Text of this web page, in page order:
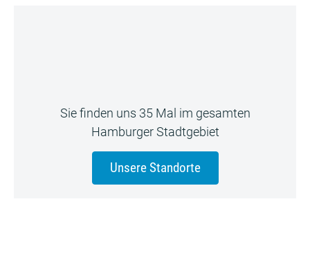
Sie finden uns 35 Mal im gesamten
Hamburger Stadtgebiet
Unsere Standorte